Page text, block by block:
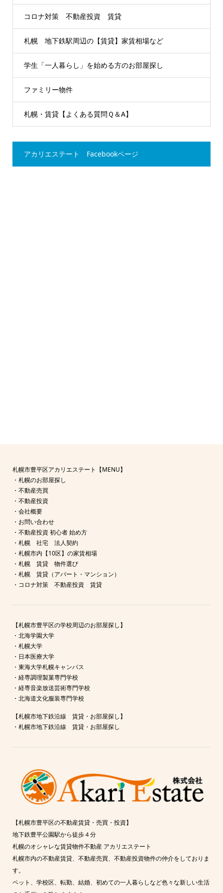
コロナ対策 不動産投資 賃貸
札幌 地下鉄駅周辺の【賃貸】家賃相場など
学生「一人暮らし」を始める方のお部屋探し
ファミリー物件
札幌・賃貸【よくある質問Ｑ＆A】
アカリエステート Facebookページ
札幌市豊平区アカリエステート【MENU】
・ 札幌のお部屋探し
・ 不動産売買
・ 不動産投資
・ 会社概要
・ お問い合わせ
・ 不動産投資 初心者 始め方
・ 札幌 社宅 法人契約
・ 札幌市内【10区】の家賃相場
・ 札幌 賃貸 物件選び
・ 札幌 賃貸（アパート・マンション）
・ コロナ対策 不動産投資 賃貸
【札幌市豊平区の学校周辺のお部屋探し】
・ 北海学園大学
・ 札幌大学
・ 日本医療大学
・ 東海大学札幌キャンパス
・ 経専調理製菓専門学校
・ 経専音楽放送芸術専門学校
・ 北海道文化服装専門学校
【札幌市地下鉄沿線 賃貸・お部屋探し】
・ 札幌市地下鉄沿線 賃貸・お部屋探し
【札幌市豊平区の不動産賃貸・売買・投資】
地下鉄豊平公園駅から徒歩４分
札幌のオシャレな賃貸物件不動産 アカリエステート
札幌市内の不動産賃貸、不動産売買、不動産投資物件の仲介をしておりま
す。
ペット、学校区、転勤、結婚、初めての一人暮らしなど色々な新しい生活